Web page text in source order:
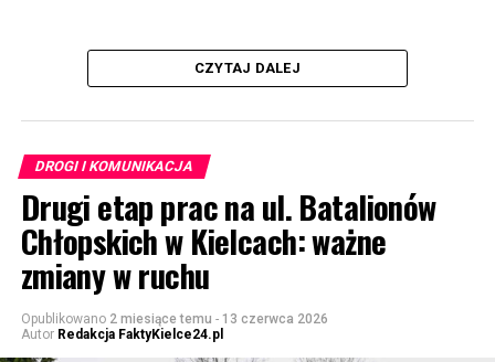
CZYTAJ DALEJ
DROGI I KOMUNIKACJA
Drugi etap prac na ul. Batalionów
Chłopskich w Kielcach: ważne
zmiany w ruchu
Opublikowano 2 miesiące temu - 13 czerwca 2026
Autor Redakcja FaktyKielce24.pl